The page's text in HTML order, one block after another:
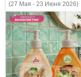
(27 Мая - 23 Июня 2026)